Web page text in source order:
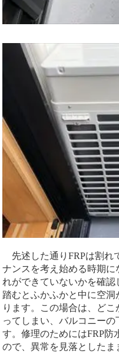
先述した通りFRPは割れ
ナンスを考え始める時期
れができていないかを確
踏むとふかふかと中に空
ります。この場合は、ど
ってしまい、バルコニー
す。修理のためにはFRP防
ので、異常を見落とした